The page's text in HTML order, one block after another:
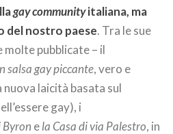
gay communityitaliana, ma
del nostro paese. Tra le sue
pubblicate – il
salsa gay piccante, vero e
laicità basata sul
gay), i
Byron ela Casa di via Palestro, in